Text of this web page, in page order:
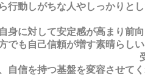
行動しがちな人やしっかりと
身に対して安定感が高まり前
でも自己信頼が増す素晴らし
信を持つ基盤を変容させて